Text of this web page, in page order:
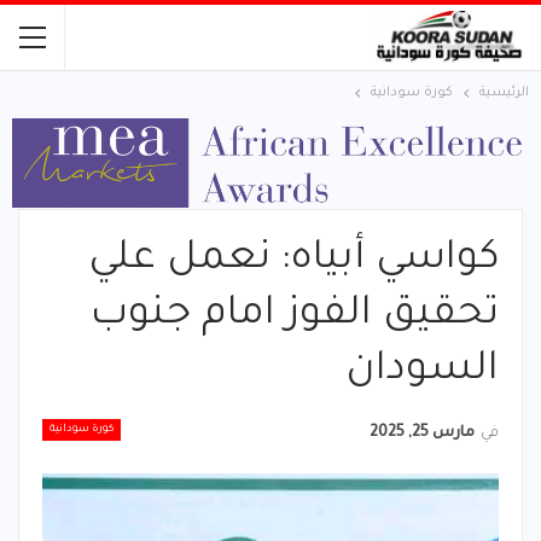
الرئيسية كورة سودانية
كواسي أبياه: نعمل علي
تحقيق الفوز امام جنوب
السودان
كورة سودانية في مارس 25, 2025